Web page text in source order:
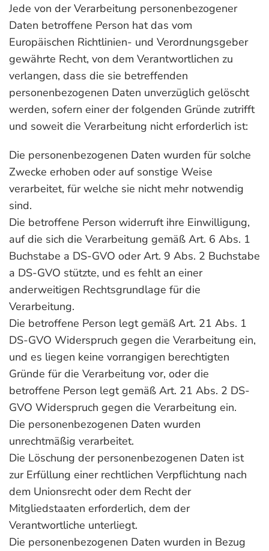
Jede von der Verarbeitung personenbezogener
Daten betroffene Person hat das vom
Europäischen Richtlinien- und Verordnungsgeber
gewährte Recht, von dem Verantwortlichen zu
verlangen, dass die sie betreffenden
personenbezogenen Daten unverzüglich gelöscht
werden, sofern einer der folgenden Gründe zutrifft
und soweit die Verarbeitung nicht erforderlich ist:
Die personenbezogenen Daten wurden für solche
Zwecke erhoben oder auf sonstige Weise
verarbeitet, für welche sie nicht mehr notwendig
sind.
Die betroffene Person widerruft ihre Einwilligung,
auf die sich die Verarbeitung gemäß Art. 6 Abs. 1
Buchstabe a DS-GVO oder Art. 9 Abs. 2 Buchstabe
a DS-GVO stützte, und es fehlt an einer
anderweitigen Rechtsgrundlage für die
Verarbeitung.
Die betroffene Person legt gemäß Art. 21 Abs. 1
DS-GVO Widerspruch gegen die Verarbeitung ein,
und es liegen keine vorrangigen berechtigten
Gründe für die Verarbeitung vor, oder die
betroffene Person legt gemäß Art. 21 Abs. 2 DS-
GVO Widerspruch gegen die Verarbeitung ein.
Die personenbezogenen Daten wurden
unrechtmäßig verarbeitet.
Die Löschung der personenbezogenen Daten ist
zur Erfüllung einer rechtlichen Verpflichtung nach
dem Unionsrecht oder dem Recht der
Mitgliedstaaten erforderlich, dem der
Verantwortliche unterliegt.
Die personenbezogenen Daten wurden in Bezug